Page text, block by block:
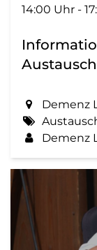
14:00 Uhr -
Demenz
Austausch, Demenz,
Demenz